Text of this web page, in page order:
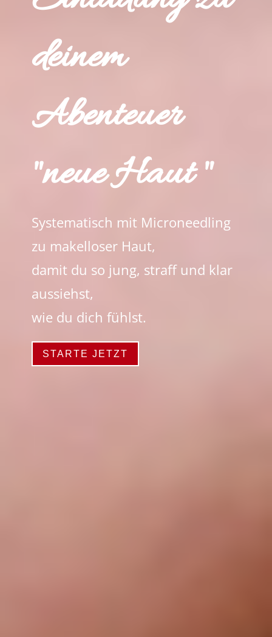
deinem
Abenteuer
"neue Haut "
Systematisch mit Microneedling
zu makelloser Haut,
damit du so jung, straff und klar
aussiehst,
wie du dich fühlst.
STARTE JETZT